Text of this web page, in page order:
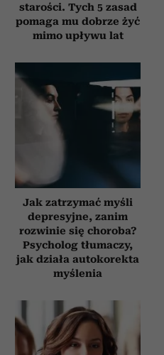
starości. Tych 5 zasad
pomaga mu dobrze żyć
mimo upływu lat
Jak zatrzymać myśli
depresyjne, zanim
rozwinie się choroba?
Psycholog tłumaczy,
jak działa autokorekta
myślenia